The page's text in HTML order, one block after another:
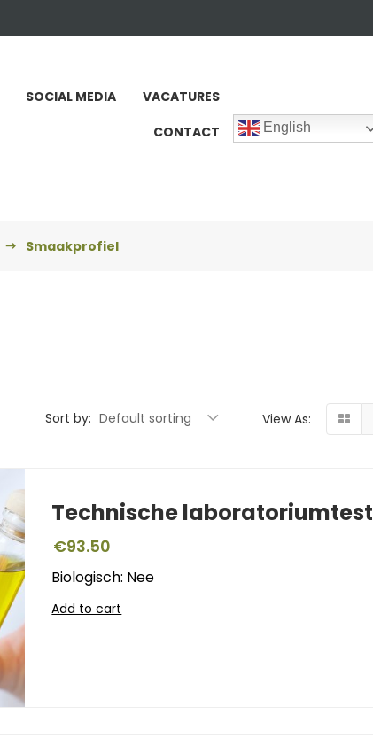
SOCIAL MEDIA
VACATURES
CONTACT
English
Smaakprofiel
Sort by: Default sorting View As:
Technische laboratoriumtest
€93.50
Biologisch: Nee
Add to cart